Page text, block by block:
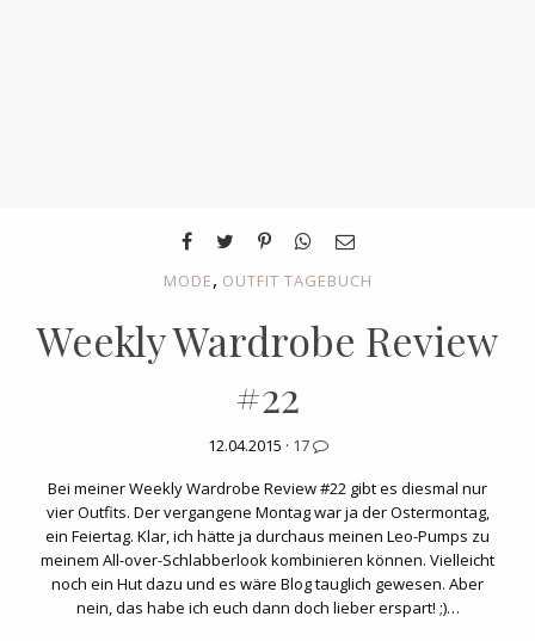
MODE, OUTFIT TAGEBUCH
Weekly Wardrobe Review
#22
12.04.2015 · 17
Bei meiner Weekly Wardrobe Review #22 gibt es diesmal nur
vier Outfits. Der vergangene Montag war ja der Ostermontag,
ein Feiertag. Klar, ich hätte ja durchaus meinen Leo-Pumps zu
meinem All-over-Schlabberlook kombinieren können. Vielleicht
noch ein Hut dazu und es wäre Blog tauglich gewesen. Aber
nein, das habe ich euch dann doch lieber erspart! ;)…